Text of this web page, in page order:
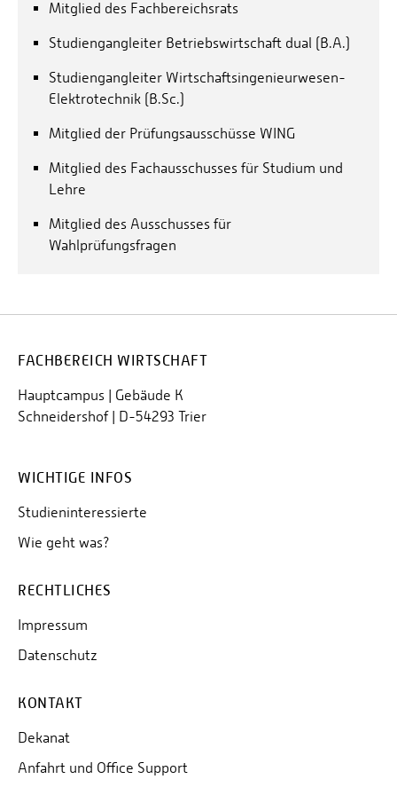
einer echten Umsatzsteuerbefreiung auf
(2022), S. M4-M6.
C., Zur Prüfung der
Nachhaltigkeitsberichterstattung, in:
Betriebswirtschaftliche Forschung und Praxis
Mitglied des Fachbereichsrats
Studiengangleiter Betriebswirtschaft dual (B.A.)
Studiengangleiter Wirtschaftsingenieurwesen-
Elektrotechnik (B.Sc.)
Mitglied der Prüfungsausschüsse WING
Mitglied des Fachausschusses für Studium und
Lehre
Mitglied des Ausschusses für
Wahlprüfungsfragen
FACHBEREICH WIRTSCHAFT
Hauptcampus | Gebäude K
Schneidershof | D-54293 Trier
WICHTIGE INFOS
Studieninteressierte
Wie geht was?
RECHTLICHES
Impressum
Datenschutz
KONTAKT
Dekanat
Anfahrt und Office Support